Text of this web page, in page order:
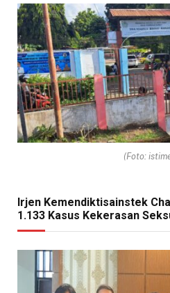
(Foto:
Irjen Kemendiktisainstek
1.133 Kasus Kekerasan